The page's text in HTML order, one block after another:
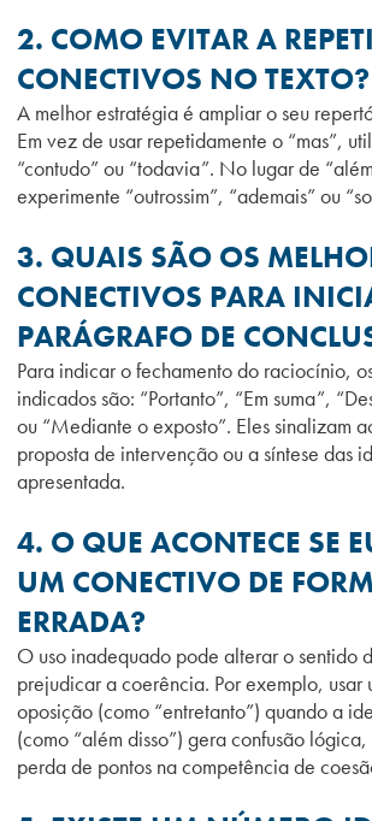
2. COMO EVITAR A
CONECTIVOS NO TEXTO?
A melhor estratégia é ampliar o seu
Em vez de usar repetidamente o “mas”,
“contudo” ou “todavia”. No lugar de
experimente “outrossim”, “ademais” ou
3. QUAIS SÃO OS
CONECTIVOS PARA
PARÁGRAFO DE
Para indicar o fechamento do raciocínio,
indicados são: “Portanto”, “Em suma”,
ou “Mediante o exposto”. Eles sinalizam
proposta de intervenção ou a síntese das
apresentada.
4. O QUE ACONTECE SE
UM CONECTIVO DE
ERRADA?
O uso inadequado pode alterar o sentido
prejudicar a coerência. Por exemplo, usar
oposição (como “entretanto”) quando a
(como “além disso”) gera confusão
perda de pontos na competência de